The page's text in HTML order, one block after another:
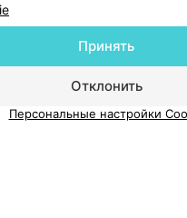
Новости проекта
маркетинг
соглашение
Отклонить
Принять
Персональные настройки